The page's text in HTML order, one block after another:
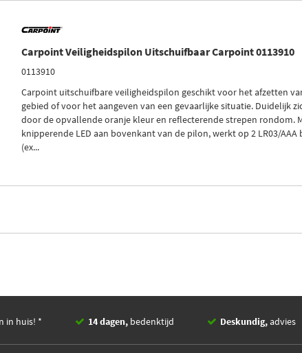
Carpoint Veiligheidspilon Uitschuifbaar Carpoint 0113910
0113910
Carpoint uitschuifbare veiligheidspilon geschikt voor het afzetten
gebied of voor het aangeven van een gevaarlijke situatie. Duidelijk
door de opvallende oranje kleur en reflecterende strepen rondom.
knipperende LED aan bovenkant van de pilon, werkt op 2 LR03/AAA
(ex...
in huis! * 14 dagen, bedenktijd Deskundig,advies